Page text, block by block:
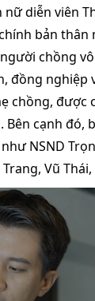
diễn viên
bản thân
chồng
đồng nghiệp
chồng, được
cạnh đó,
NSND
Vũ